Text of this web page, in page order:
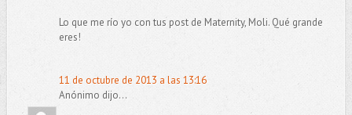
Lo que me río yo con tus post de Maternity, Moli. Qué grande
eres!
11 de octubre de 2013 a las 13:16
Anónimo dijo...